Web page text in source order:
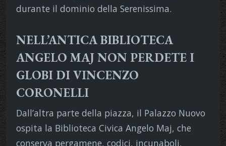
durante il dominio della Serenissima.
NELL’ANTICA BIBLIOTECA
ANGELO MAJ NON PERDETE I
GLOBI DI VINCENZO
CORONELLI
Dall’altra parte della piazza, il Palazzo Nuovo
ospita la Biblioteca Civica Angelo Maj, che
conserva pergamene, codici, incunaboli,